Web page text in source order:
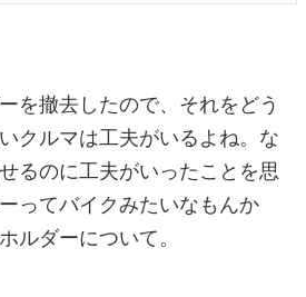
を撤去したので、それをどう
クルマは工夫がいるよね。な
るのに工夫がいったことを思
ってバイクみたいなもんか
ルダーについて。